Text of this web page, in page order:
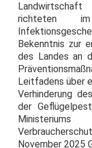
richteten
Bekenntnis zur
des Landes an
Leitfadens über
Verhinderung
der
November 2025